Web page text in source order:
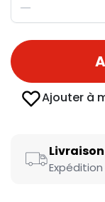
Diminuer
Ajouter à